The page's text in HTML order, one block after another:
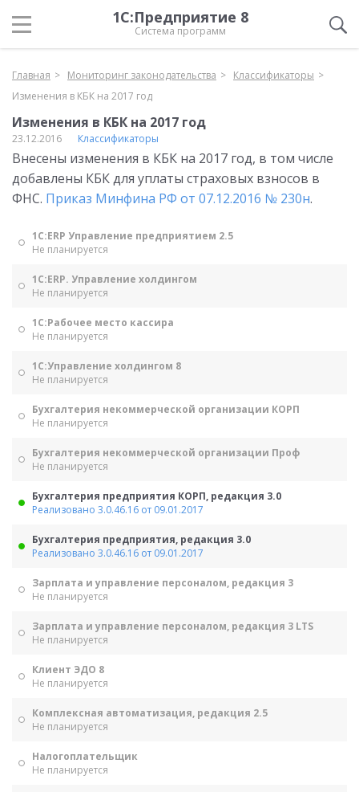
1С:Предприятие 8
Система программ
Главная Мониторинг законодательства
Классификаторы
Изменения в КБК на 2017 год
Изменения в КБК на 2017 год
23.12.2016 Классификаторы
Внесены изменения в КБК на 2017 год, в том числе
добавлены КБК для уплаты страховых взносов в
ФНС. Приказ Минфина РФ от 07.12.2016 № 230н.
1С:ERP Управление предприятием 2.5
Не планируется
1С:ERP. Управление холдингом
Не планируется
1С:Рабочее место кассира
Не планируется
1С:Управление холдингом 8
Не планируется
Бухгалтерия некоммерческой организации КОРП
Не планируется
Бухгалтерия некоммерческой организации Проф
Не планируется
Бухгалтерия предприятия КОРП, редакция 3.0
Реализовано 3.0.46.16 от 09.01.2017
Бухгалтерия предприятия, редакция 3.0
Реализовано 3.0.46.16 от 09.01.2017
Зарплата и управление персоналом, редакция 3
Не планируется
Зарплата и управление персоналом, редакция 3 LTS
Не планируется
Клиент ЭДО 8
Не планируется
Комплексная автоматизация, редакция 2.5
Не планируется
Налогоплательщик
Не планируется